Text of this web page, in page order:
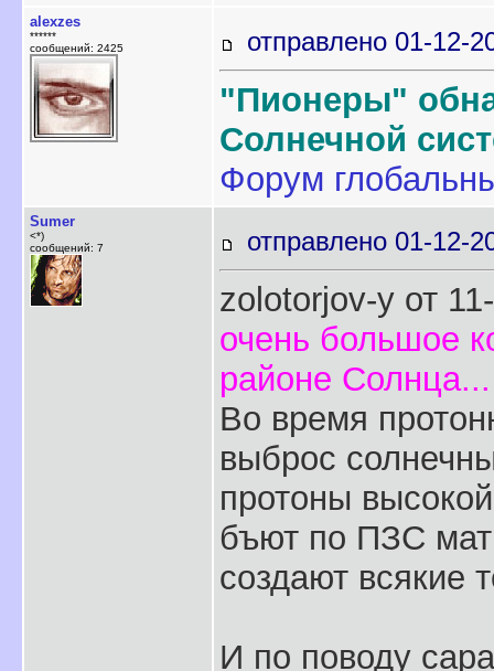
alexzes
******
сообщений: 2425
отправлено 01-12-
"Пионеры"
Солнечной
Форум
Sumer
<*)
сообщений: 7
отправлено 01-12-
zolotorjov-у от
очень большое
районе Солнца...
Во время
выброс
протоны
бъют по ПЗС
создают всякие
И по поводу